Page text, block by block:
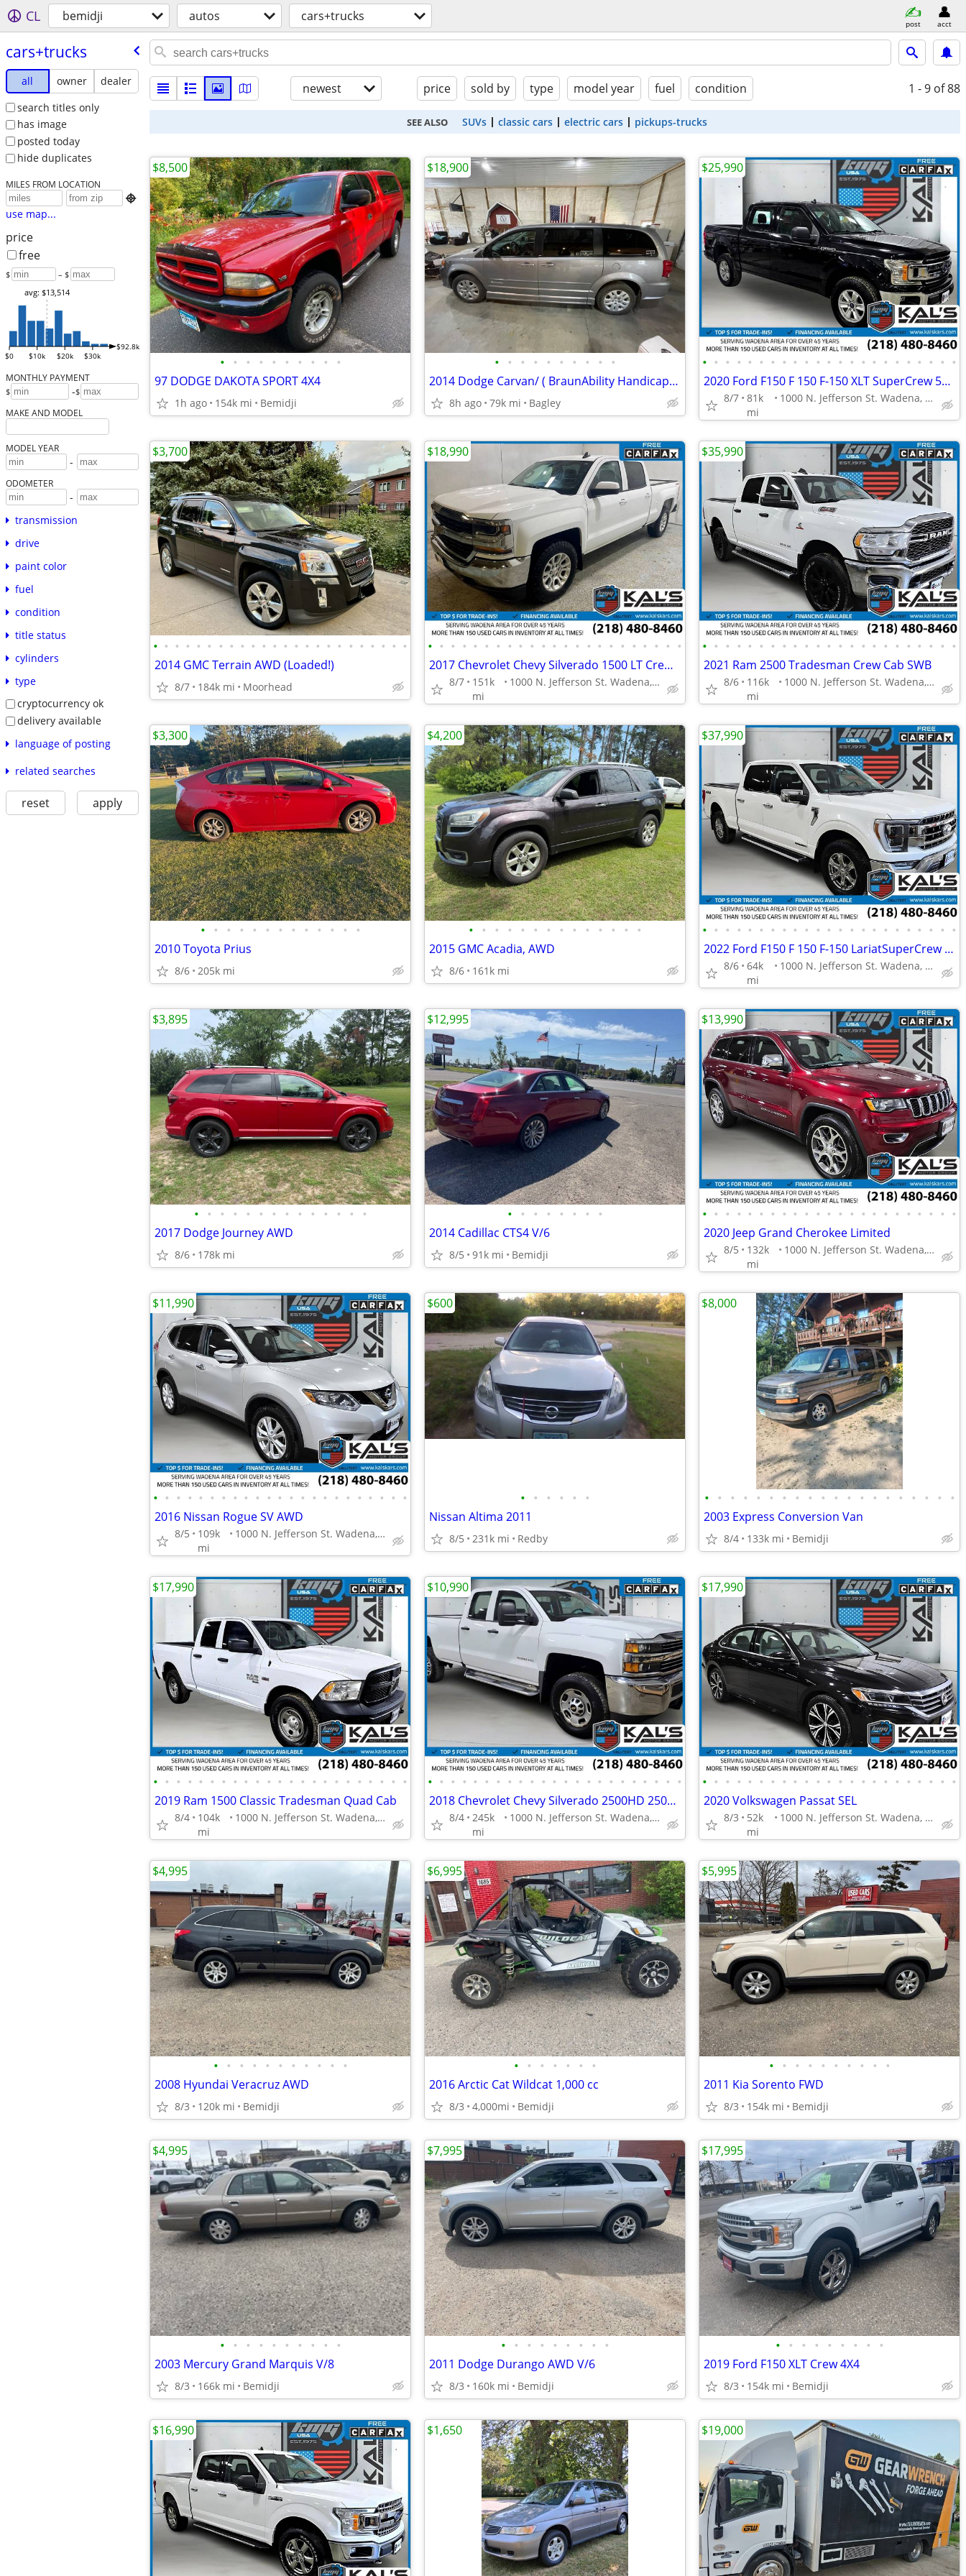
CL bemidji autos cars+trucks post acct
cars+trucks
all owner
dealer
search titles only
has image
posted today
hide duplicates
MILES FROM LOCATION

use map...
price
free
$ – $
$0 $10k $20k $30k
$92.8k
avg: $13,514
MONTHLY PAYMENT
$ -$
MAKE AND MODEL
MODEL YEAR
-
ODOMETER
-
transmission
drive
paint color
fuel
condition
title status
cylinders
type
cryptocurrency ok
delivery available
language of posting
related searches
reset apply
newest price sold by type model year fuel condition 1 - 9 of 88
SEE ALSO SUVs classic cars electric cars pickups-trucks
• • • • • • • • • •
97 DODGE DAKOTA SPORT 4X4
1h ago 154k mi Bemidji
$8,500
• • • • • • • • • •
2014 Dodge Carvan/ ( BraunAbility Handicap Conversion Van )
8h ago 79k mi Bagley
$18,900
• • • • • • • • • • • • • • • • • • • • • • •
2020 Ford F150 F 150 F-150 XLT SuperCrew 55-ft Bed
8/7 81k
mi
1000 N. Jefferson St. Wadena, MN 56482
$25,990
• • • • • • • • • • • • • • • • • • • • • • • •
2014 GMC Terrain AWD (Loaded!)
8/7 184k mi Moorhead
$3,700
• • • • • • • • • • • • • • • • • • • • • • •
2017 Chevrolet Chevy Silverado 1500 LT Crew CabTruck
8/7
151k
mi
1000 N. Jefferson St. Wadena, MN 56482
$18,990
• • • • • • • • • • • • • • • • • • • • • • •
2021 Ram 2500 Tradesman Crew Cab SWB
8/6
116k
mi
1000 N. Jefferson St. Wadena, MN 56482
$35,990
• • • • • • • • • • • • •
2010 Toyota Prius
8/6 205k mi
$3,300
• • • • • • • • • • • • • •
2015 GMC Acadia, AWD
8/6 161k mi
$4,200
• • • • • • • • • • • • • • • • • • • • • • •
2022 Ford F150 F 150 F-150 LariatSuperCrew 55 ft Box
8/6 64k
mi
1000 N. Jefferson St. Wadena, MN 56482
$37,990
• • • • • • • • • • • • • •
2017 Dodge Journey AWD
8/6 178k mi
$3,895
• • • • • • • •
2014 Cadillac CTS4 V/6
8/5 91k mi Bemidji
$12,995
• • • • • • • • • • • • • • • • • • • • • • •
2020 Jeep Grand Cherokee Limited
8/5
132k
mi
1000 N. Jefferson St. Wadena, MN 56482
$13,990
• • • • • • • • • • • • • • • • • • • • • • •
2016 Nissan Rogue SV AWD
8/5
109k
mi
1000 N. Jefferson St. Wadena, MN 56482
$11,990
• • • • • •
Nissan Altima 2011
8/5 231k mi Redby
$600
• • • • • • • • • • • • • • • • • • • •
2003 Express Conversion Van
8/4 133k mi Bemidji
$8,000
• • • • • • • • • • • • • • • • • • • • • • •
2019 Ram 1500 Classic Tradesman Quad Cab
8/4
104k
mi
1000 N. Jefferson St. Wadena, MN 56482
$17,990
• • • • • • • • • • • • • • • • • • • • • • •
2018 Chevrolet Chevy Silverado 2500HD 2500 HD 2500-HD Work Truck Doubl
8/4 245k
mi
1000 N. Jefferson St. Wadena, MN 56482
$10,990
• • • • • • • • • • • • • • • • • • • • • • •
2020 Volkswagen Passat SEL
8/3
52k
mi
1000 N. Jefferson St. Wadena, MN 56482
$17,990
• • • • • • • • • • •
2008 Hyundai Veracruz AWD
8/3 120k mi Bemidji
$4,995
• • • • • • •
2016 Arctic Cat Wildcat 1,000 cc
8/3 4,000mi Bemidji
$6,995
• • • • • • • • • •
2011 Kia Sorento FWD
8/3 154k mi Bemidji
$5,995
• • • • • • • • • •
2003 Mercury Grand Marquis V/8
8/3 166k mi Bemidji
$4,995
• • • • • • • • •
2011 Dodge Durango AWD V/6
8/3 160k mi Bemidji
$7,995
• • • • • • • • •
2019 Ford F150 XLT Crew 4X4
8/3 154k mi Bemidji
$17,995
$16,990 $1,650 $19,000